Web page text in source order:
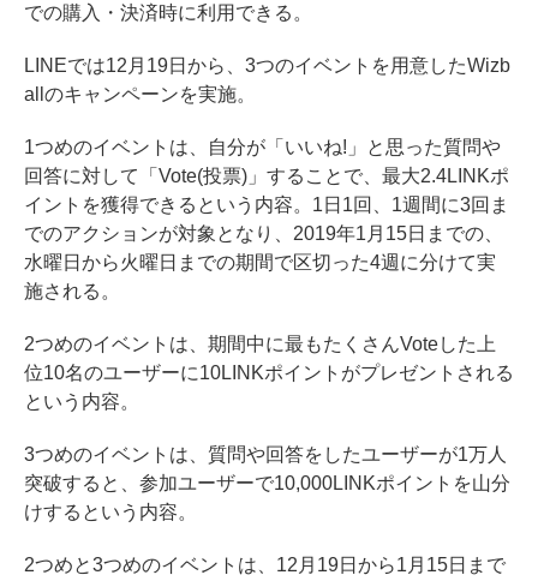
での購入・決済時に利用できる。
LINEでは12月19日から、3つのイベントを用意したWizb
allのキャンペーンを実施。
1つめのイベントは、自分が「いいね!」と思った質問や
回答に対して「Vote(投票)」することで、最大2.4LINKポ
イントを獲得できるという内容。1日1回、1週間に3回ま
でのアクションが対象となり、2019年1月15日までの、
水曜日から火曜日までの期間で区切った4週に分けて実
施される。
2つめのイベントは、期間中に最もたくさんVoteした上
位10名のユーザーに10LINKポイントがプレゼントされる
という内容。
3つめのイベントは、質問や回答をしたユーザーが1万人
突破すると、参加ユーザーで10,000LINKポイントを山分
けするという内容。
2つめと3つめのイベントは、12月19日から1月15日まで